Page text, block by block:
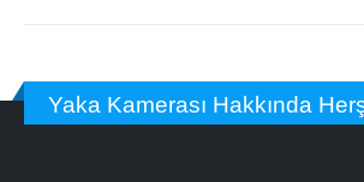
Yaka Kamerası Hakkında